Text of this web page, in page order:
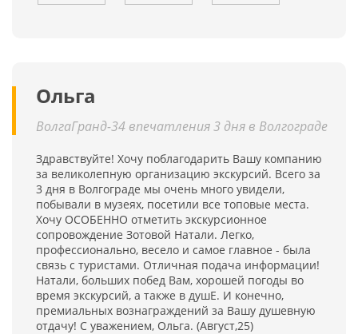
Ольга
ВолгаГранд-34 впечатления 3 дня в Волгограде
Здравствуйте! Хочу поблагодарить Вашу компанию
за великолепную организацию экскурсий. Всего за
3 дня в Волгограде мы очень много увидели,
побывали в музеях, посетили все топовые места.
Хочу ОСОБЕННО отметить экскурсионное
сопровождение Зотовой Натали. Легко,
профессионально, весело и самое главное - была
связь с туристами. Отличная подача информации!
Натали, больших побед Вам, хорошей погоды во
время экскурсий, а также в душЕ. И конечно,
премиальных вознаграждений за Вашу душевную
отдачу! С уважением, Ольга. (Август,25)